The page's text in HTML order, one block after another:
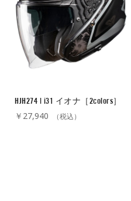
HJH274 | i31 イオナ［2colors］
￥27,940 （税込）